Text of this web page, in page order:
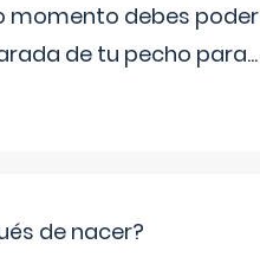
momento debes poder
de tu pecho para...
de nacer?